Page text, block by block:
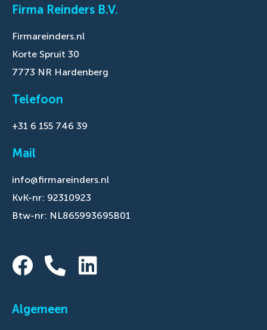
Firma Reinders B.V.
Firmareinders.nl
Korte Spruit 30
7773 NR Hardenberg
Telefoon
+31 6 155 746 39
Mail
info@firmareinders.nl
KvK-nr: 92310923
Btw-nr: NL865993695B01
Algemeen